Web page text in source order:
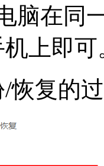
脑在同
上即可
恢复的